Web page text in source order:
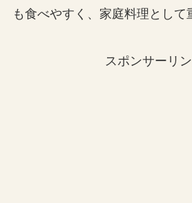
も食べやすく、家庭料理として
スポンサーリ